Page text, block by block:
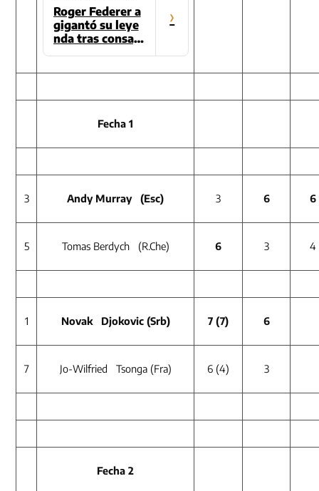
Roger Federer a
gigantó su leye
nda tras consag
rarse campeón d
›
Fecha 1
3 Andy Murray (Esc) 3 6 6
5 Tomas Berdych (R.Che) 6 3 4
1 Novak Djokovic (Srb) 7(7) 6
7 Jo-Wilfried Tsonga (Fra) 6 (4) 3
Fecha 2